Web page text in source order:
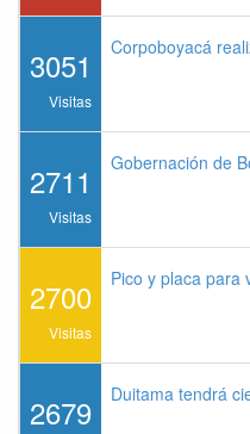
3051
Visitas
Corpoboyacá
2711
Visitas
Gobernación de
2700
Visitas
Pico y placa para
2679 Duitama tendrá